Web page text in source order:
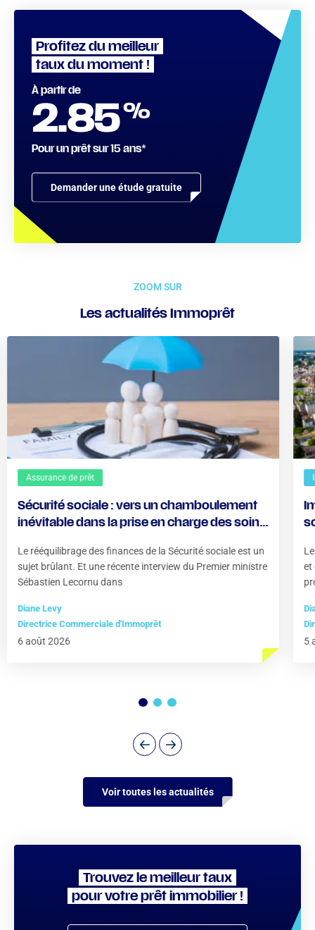
Profitez du meilleur
taux du moment !
Demander une étude gratuite
À partir de
2.85%
Pour un prêt sur 15 ans*
ZOOM SUR
Les actualités Immoprêt
Assurance de prêt
Sécurité sociale : vers un chamboulement
inévitable dans la prise en charge des soins
Le rééquilibrage des finances de la Sécurité sociale est un
sujet brûlant. Et une récente interview du Premier ministre
Sébastien Lecornu dans
Diane Levy
Directrice Commerciale d'Immoprêt
6 août 2026
et
5
Voir toutes les actualités
Trouvez le meilleur taux
pour votre prêt immobilier !